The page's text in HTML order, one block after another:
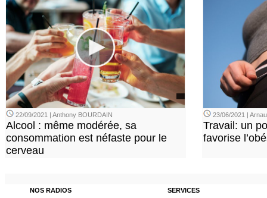
22/09/2021 | Anthony BOURDAIN
Alcool : même modérée, sa
consommation est néfaste pour le
cerveau
23/06/2021 |
Travail: un
favorise
NOS RADIOS SERVICES